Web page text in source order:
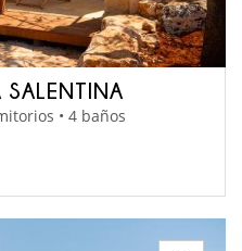
SALENTINA
• 4 baños